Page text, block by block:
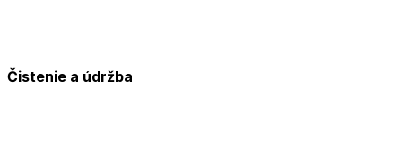
Čistenie a údržba